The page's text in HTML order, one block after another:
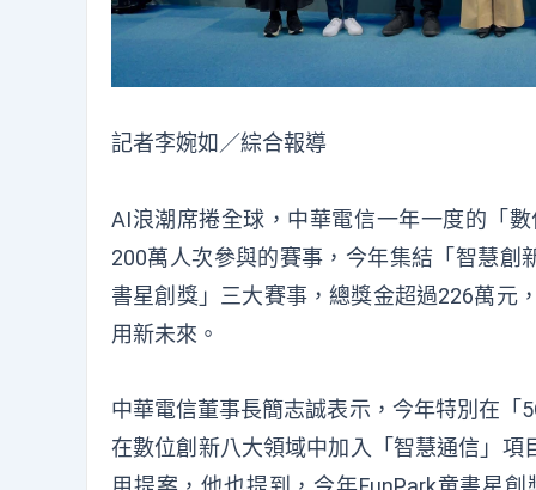
記者李婉如／綜合報導
AI浪潮席捲全球，中華電信一年一度的「
200萬人次參與的賽事，今年集結「智慧創
書星創獎」三大賽事，總獎金超過226萬元
用新未來。
中華電信董事長簡志誠表示，今年特別在「
在數位創新八大領域中加入「智慧通信」